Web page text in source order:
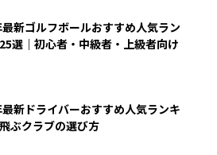
新ゴルフボールおすすめ人気ラン
選｜初心者・中級者・上級者向け
新ドライバーおすすめ人気ランキ
ぶクラブの選び方